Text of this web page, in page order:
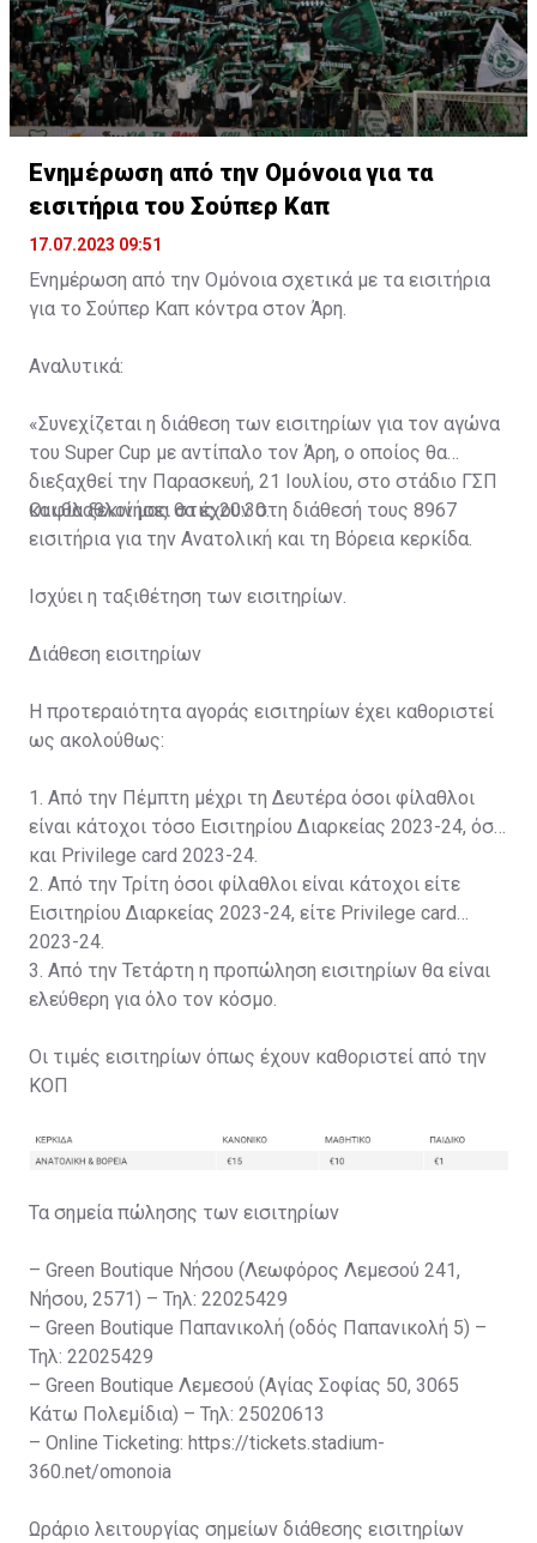
Ενημέρωση από την Ομόνοια για τα
εισιτήρια του Σούπερ Καπ
17.07.2023 09:51
Ενημέρωση από την Ομόνοια σχετικά με τα εισιτήρια
για το Σούπερ Καπ κόντρα στον Άρη.
Αναλυτικά:
«Συνεχίζεται η διάθεση των εισιτηρίων για τον αγώνα
του Super Cup με αντίπαλο τον Άρη, ο οποίος θα
διεξαχθεί την Παρασκευή, 21 Ιουλίου, στο στάδιο ΓΣΠ
και θα ξεκινήσει στις 20:30.
Οι φίλαθλοί μας θα έχουν στη διάθεσή τους 8967
εισιτήρια για την Ανατολική και τη Βόρεια κερκίδα.
Ισχύει η ταξιθέτηση των εισιτηρίων.
Διάθεση εισιτηρίων
Η προτεραιότητα αγοράς εισιτηρίων έχει καθοριστεί
ως ακολούθως:
1. Από την Πέμπτη μέχρι τη Δευτέρα όσοι φίλαθλοι
είναι κάτοχοι τόσο Εισιτηρίου Διαρκείας 2023-24, όσο
και Privilege card 2023-24.
2. Από την Τρίτη όσοι φίλαθλοι είναι κάτοχοι είτε
Εισιτηρίου Διαρκείας 2023-24, είτε Privilege card
2023-24.
3. Από την Τετάρτη η προπώληση εισιτηρίων θα είναι
ελεύθερη για όλο τον κόσμο.
Οι τιμές εισιτηρίων όπως έχουν καθοριστεί από την
ΚΟΠ
Τα σημεία πώλησης των εισιτηρίων
– Green Boutique Νήσου (Λεωφόρος Λεμεσού 241,
Νήσου, 2571) – Τηλ: 22025429
– Green Boutique Παπανικολή (οδός Παπανικολή 5) –
Τηλ: 22025429
– Green Boutique Λεμεσού (Αγίας Σοφίας 50, 3065
Κάτω Πολεμίδια) – Τηλ: 25020613
– Online Ticketing: https://tickets.stadium-
360.net/omonoia
Ωράριο λειτουργίας σημείων διάθεσης εισιτηρίων